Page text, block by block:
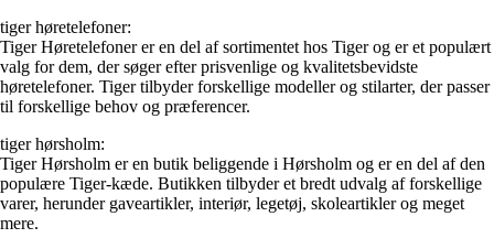
tiger høretelefoner:
Tiger Høretelefoner er en del af sortimentet hos Tiger og er et populært
valg for dem, der søger efter prisvenlige og kvalitetsbevidste
høretelefoner. Tiger tilbyder forskellige modeller og stilarter, der passer
til forskellige behov og præferencer.
tiger hørsholm:
Tiger Hørsholm er en butik beliggende i Hørsholm og er en del af den
populære Tiger-kæde. Butikken tilbyder et bredt udvalg af forskellige
varer, herunder gaveartikler, interiør, legetøj, skoleartikler og meget
mere.